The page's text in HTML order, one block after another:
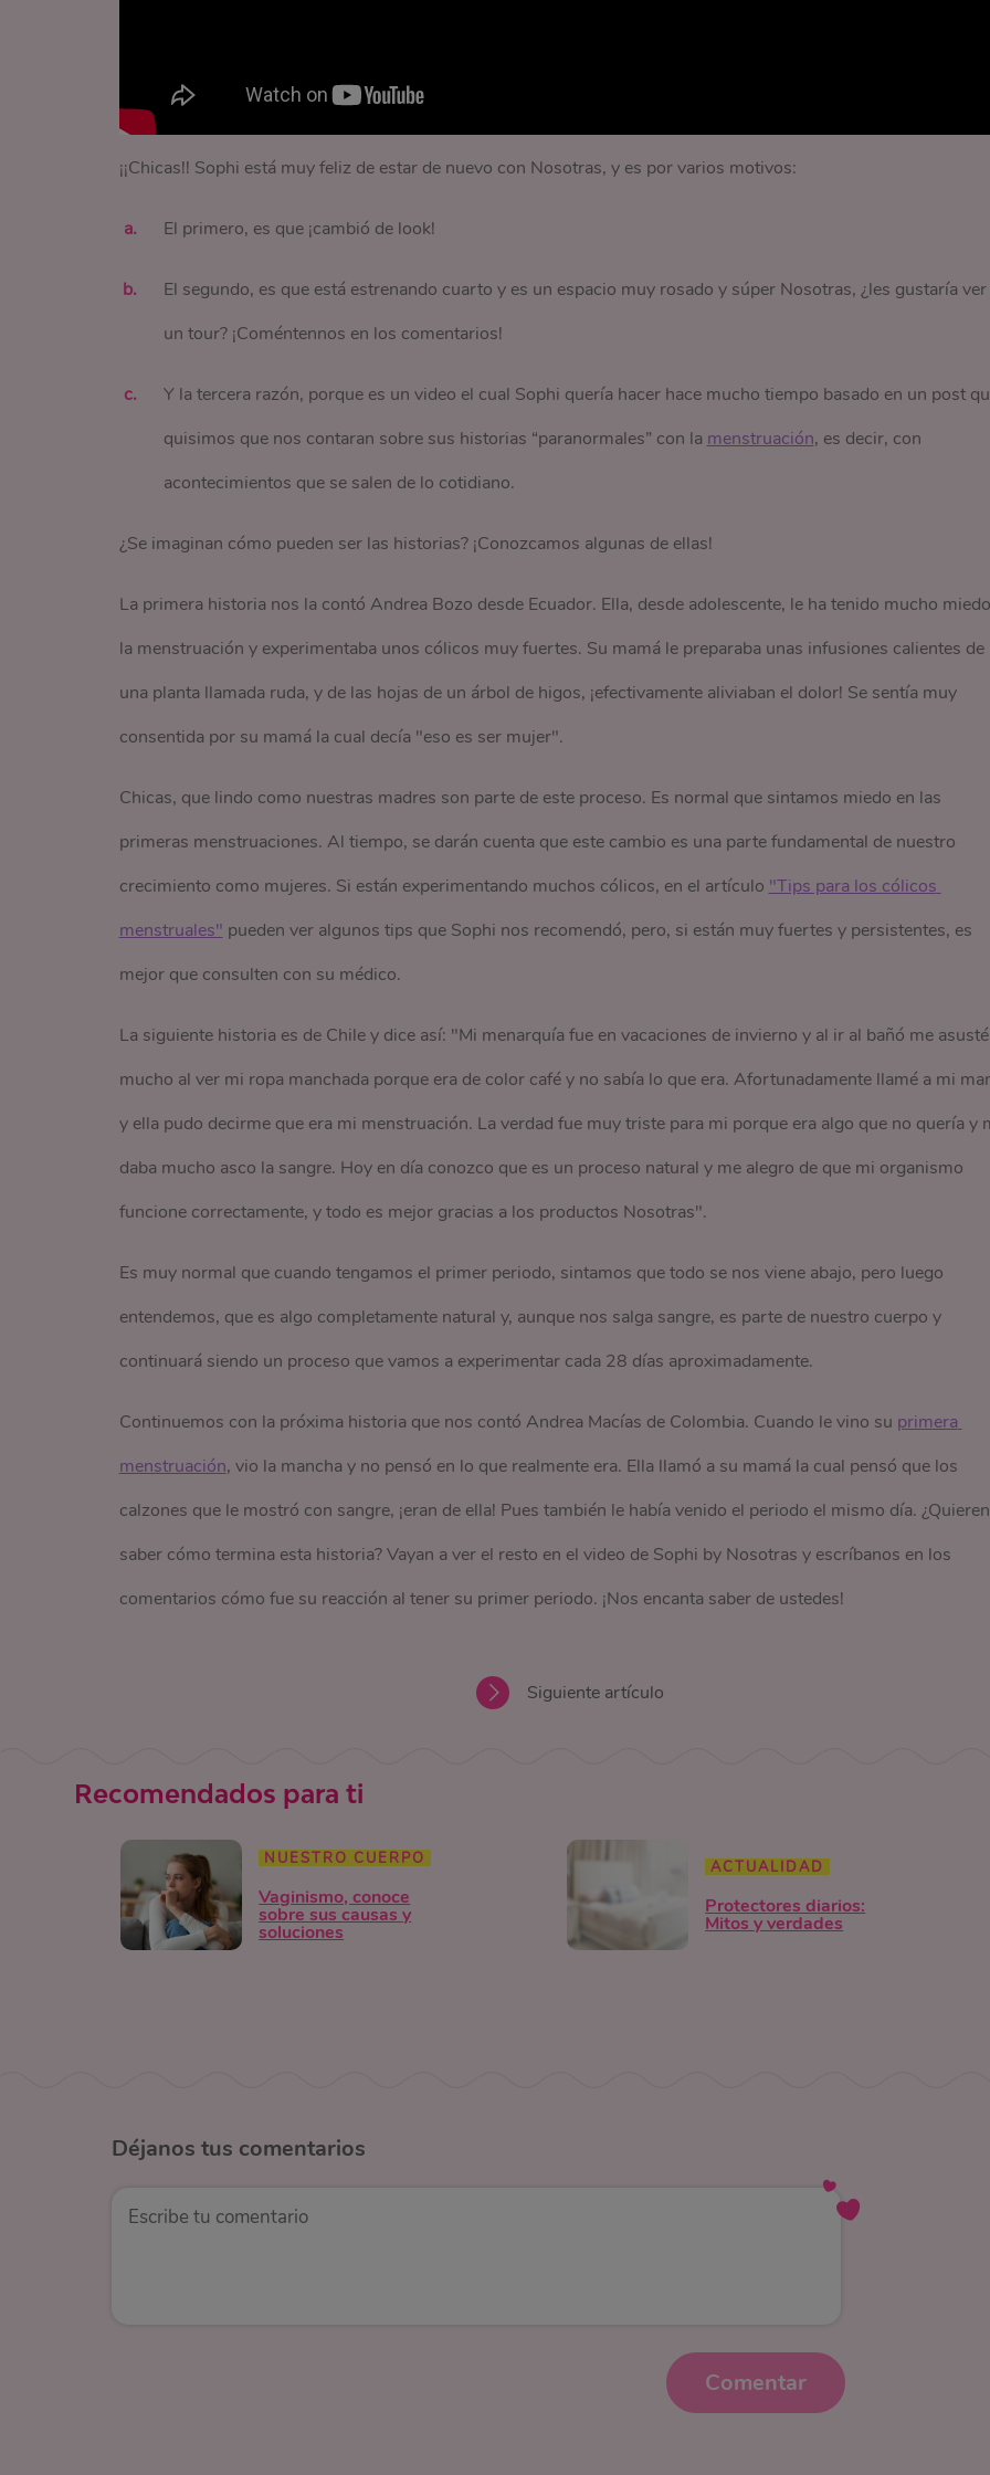
¡¡Chicas!! Sophi está muy feliz de estar de nuevo con Nosotras, y es por varios motivos:
El primero, es que ¡cambió de look!
El segundo, es que está estrenando cuarto y es un espacio muy rosado y súper Nosotras, ¿les gustaría ver
un tour? ¡Coméntennos en los comentarios!
Y la tercera razón, porque es un video el cual Sophi quería hacer hace mucho tiempo basado en un post
quisimos que nos contaran sobre sus historias “paranormales” con la menstruación, es decir, con
acontecimientos que se salen de lo cotidiano.
¿Se imaginan cómo pueden ser las historias? ¡Conozcamos algunas de ellas!
La primera historia nos la contó Andrea Bozo desde Ecuador. Ella, desde adolescente, le ha tenido mucho
la menstruación y experimentaba unos cólicos muy fuertes. Su mamá le preparaba unas infusiones calientes de
una planta llamada ruda, y de las hojas de un árbol de higos, ¡efectivamente aliviaban el dolor! Se sentía muy
consentida por su mamá la cual decía "eso es ser mujer".
Chicas, que lindo como nuestras madres son parte de este proceso. Es normal que sintamos miedo en las
primeras menstruaciones. Al tiempo, se darán cuenta que este cambio es una parte fundamental de nuestro
crecimiento como mujeres. Si están experimentando muchos cólicos, en el artículo "Tips para los cólicos
menstruales" pueden ver algunos tips que Sophi nos recomendó, pero, si están muy fuertes y persistentes, es
mejor que consulten con su médico.
La siguiente historia es de Chile y dice así: "Mi menarquía fue en vacaciones de invierno y al ir al bañó me asusté
mucho al ver mi ropa manchada porque era de color café y no sabía lo que era. Afortunadamente llamé a mi
y ella pudo decirme que era mi menstruación. La verdad fue muy triste para mi porque era algo que no quería y
daba mucho asco la sangre. Hoy en día conozco que es un proceso natural y me alegro de que mi organismo
funcione correctamente, y todo es mejor gracias a los productos Nosotras".
Es muy normal que cuando tengamos el primer periodo, sintamos que todo se nos viene abajo, pero luego
entendemos, que es algo completamente natural y, aunque nos salga sangre, es parte de nuestro cuerpo y
continuará siendo un proceso que vamos a experimentar cada 28 días aproximadamente.
Continuemos con la próxima historia que nos contó Andrea Macías de Colombia. Cuando le vino su primera
menstruación, vio la mancha y no pensó en lo que realmente era. Ella llamó a su mamá la cual pensó que los
calzones que le mostró con sangre, ¡eran de ella! Pues también le había venido el periodo el mismo día. ¿Quieren
saber cómo termina esta historia? Vayan a ver el resto en el video de Sophi by Nosotras y escríbanos en los
comentarios cómo fue su reacción al tener su primer periodo. ¡Nos encanta saber de ustedes!
Siguiente artículo
Recomendados para ti
NUESTRO CUERPO
Vaginismo, conoce
sobre sus causas y
soluciones
ACTUALIDAD
Protectores diarios:
Mitos y verdades
Déjanos tus comentarios
Comentar